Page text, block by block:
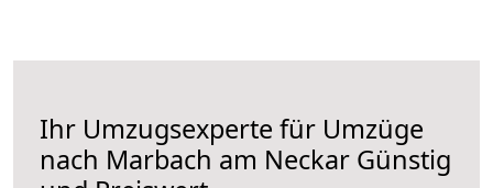
Ihr Umzugsexperte für Umzüge
nach Marbach am Neckar Günstig